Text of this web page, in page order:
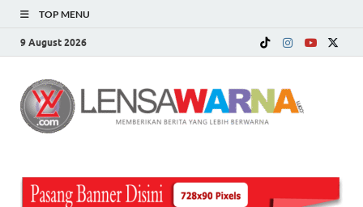
TOP MENU
9 August 2026